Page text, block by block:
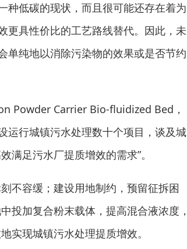
种低碳的现状，而且很可能还存在着为
更具性价比的工艺路线替代。因此，未
单纯地以消除污染物的效果或是否节约
Powder Carrier Bio-fluidized Bed，
运行城镇污水处理数十个项目，谈及城
足污水厂提质增效的需求”。
不容缓；建设用地制约，预留征拆困
投加复合粉末载体，提高混合液浓度，
实现城镇污水处理提质增效。